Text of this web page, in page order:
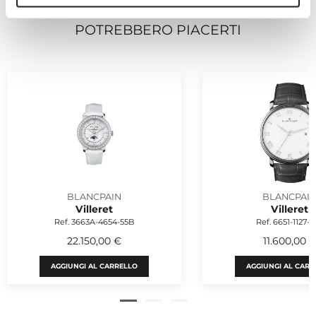
POTREBBERO PIACERTI
BLANCPAIN
Villeret
Ref. 3663A-4654-55B
22.150,00 €
AGGIUNGI AL CARRELLO
Villeret
Ref. 6651-1127-
11.600,00 €
AGGIUNGI AL